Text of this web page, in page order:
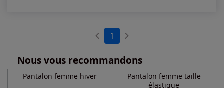
1
Nous vous recommandons
Pantalon femme hiver
Pantalon femme taille
élastique